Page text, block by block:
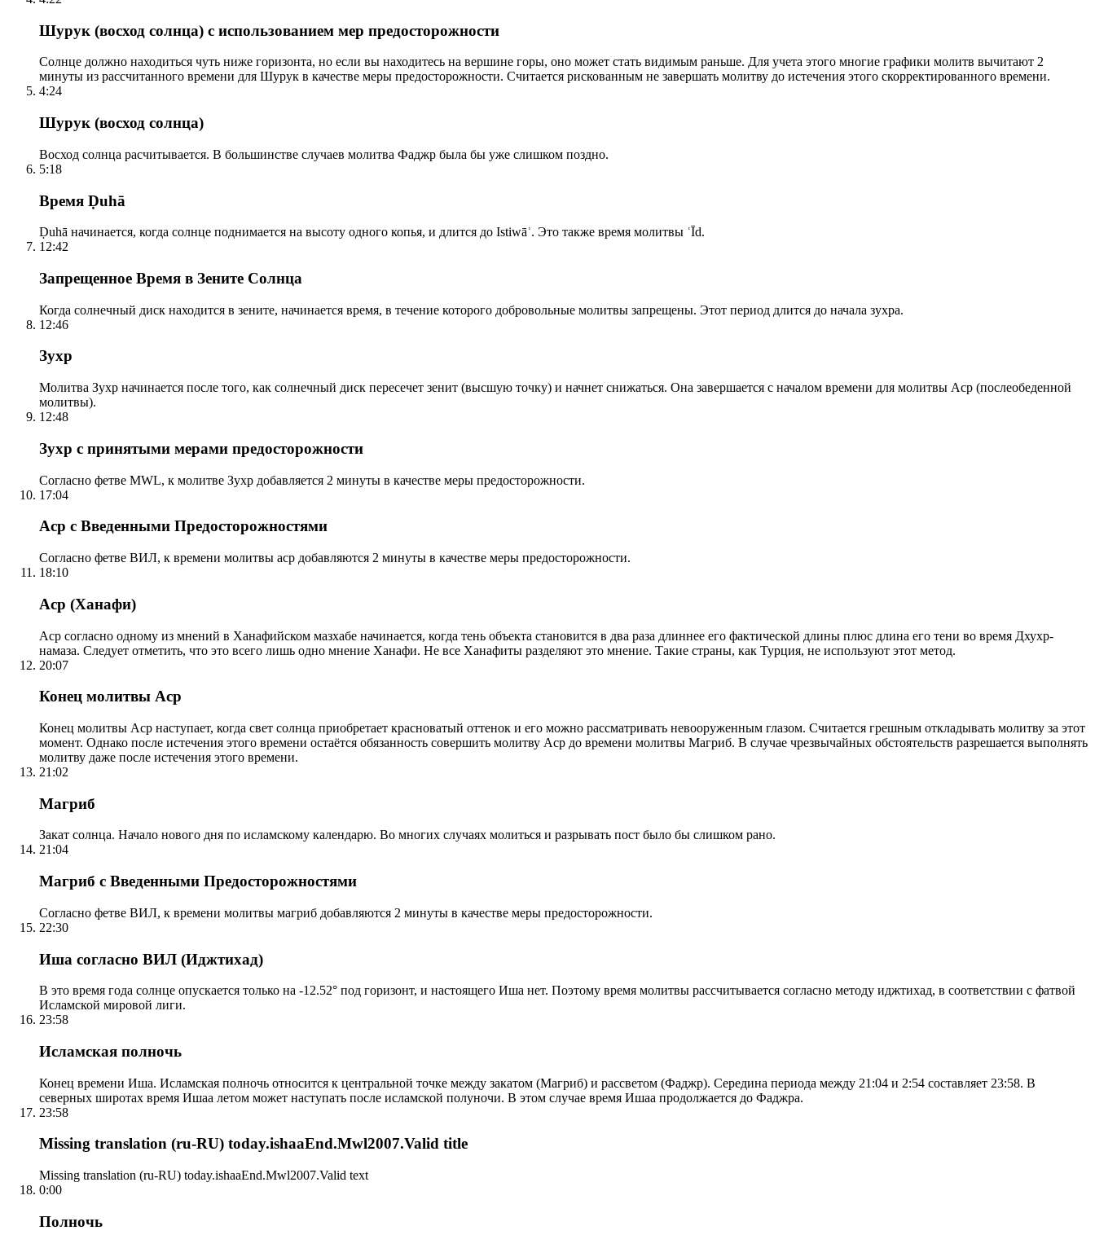
Шурук (восход солнца) с использованием мер предосторожности
Солнце должно находиться чуть ниже горизонта, но если вы находитесь на вершине горы, оно может стать видимым раньше. Для учета этого многие графики молитв вычитают 2
минуты из рассчитанного времени для Шурук в качестве меры предосторожности. Считается рискованным не завершать молитву до истечения этого скорректированного времени.
4:24
Шурук (восход солнца)
Восход солнца расчитывается. В большинстве случаев молитва Фаджр была бы уже слишком поздно.
5:18
Время Ḍuhā
Ḍuhā начинается, когда солнце поднимается на высоту одного копья, и длится до Istiwāʾ. Это также время молитвы ʿĪd.
12:42
Запрещенное Время в Зените Солнца
Когда солнечный диск находится в зените, начинается время, в течение которого добровольные молитвы запрещены. Этот период длится до начала зухра.
12:46
Зухр
Молитва Зухр начинается после того, как солнечный диск пересечет зенит (высшую точку) и начнет снижаться. Она завершается с началом времени для молитвы Аср (послеобеденной
молитвы).
12:48
Зухр с принятыми мерами предосторожности
Согласно фетве MWL, к молитве Зухр добавляется 2 минуты в качестве меры предосторожности.
17:04
Аср с Введенными Предосторожностями
Согласно фетве ВИЛ, к времени молитвы аср добавляются 2 минуты в качестве меры предосторожности.
18:10
Аср (Ханафи)
Аср согласно одному из мнений в Ханафийском мазхабе начинается, когда тень объекта становится в два раза длиннее его фактической длины плюс длина его тени во время Дхухр-
намаза. Следует отметить, что это всего лишь одно мнение Ханафи. Не все Ханафиты разделяют это мнение. Такие страны, как Турция, не используют этот метод.
20:07
Конец молитвы Аср
Конец молитвы Аср наступает, когда свет солнца приобретает красноватый оттенок и его можно рассматривать невооруженным глазом. Считается грешным откладывать молитву за этот
момент. Однако после истечения этого времени остаётся обязанность совершить молитву Аср до времени молитвы Магриб. В случае чрезвычайных обстоятельств разрешается выполнять
молитву даже после истечения этого времени.
21:02
Магриб
Закат солнца. Начало нового дня по исламскому календарю. Во многих случаях молиться и разрывать пост было бы слишком рано.
21:04
Магриб с Введенными Предосторожностями
Согласно фетве ВИЛ, к времени молитвы магриб добавляются 2 минуты в качестве меры предосторожности.
22:30
Иша согласно ВИЛ (Иджтихад)
В это время года солнце опускается только на -12.52° под горизонт, и настоящего Иша нет. Поэтому время молитвы рассчитывается согласно методу иджтихад, в соответствии с фатвой
Исламской мировой лиги.
23:58
Исламская полночь
Конец времени Иша. Исламская полночь относится к центральной точке между закатом (Магриб) и рассветом (Фаджр). Середина периода между 21:04 и 2:54 составляет 23:58. В
северных широтах время Ишаа летом может наступать после исламской полуночи. В этом случае время Ишаа продолжается до Фаджра.
23:58
Missing translation (ru-RU) today.ishaaEnd.Mwl2007.Valid title
Missing translation (ru-RU) today.ishaaEnd.Mwl2007.Valid text
0:00
Полночь